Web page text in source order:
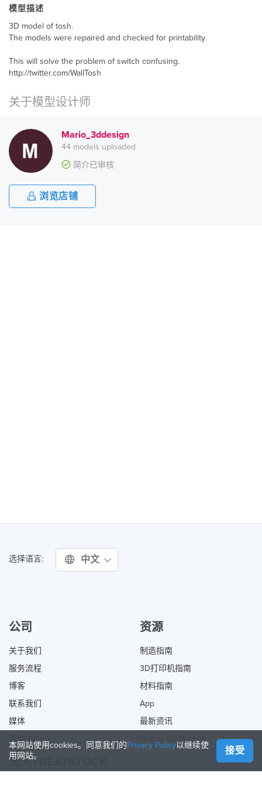
模型描述
3D model of tosh.
The models were repaired and checked for printability.
This will solve the problem of switch confusing.
http://twitter.com/WallTosh
关于模型设计师
Mario_3ddesign
44 models uploaded
简介已审核
浏览店铺
选择语言: 中文
公司
关于我们
服务流程
博客
联系我们
媒体
帮助中心
资源
制造指南
3D打印机指南
材料指南
App
最新资讯
Online 3D Printing
加入TREATSTOCK
本网站使用cookies。同意我们的Privacy Policy以继续使
用网站。
接受